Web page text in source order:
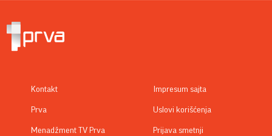
Kontakt
Prva
Menadžment TV Prva
Impresum sajta
Uslovi korišćenja
Prijava smetnji